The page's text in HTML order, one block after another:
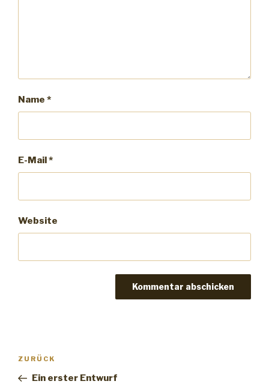
Name *
E-Mail *
Website
Beitrags-
Vorheriger
Beitrag
ZURÜCK
Ein erster Entwurf